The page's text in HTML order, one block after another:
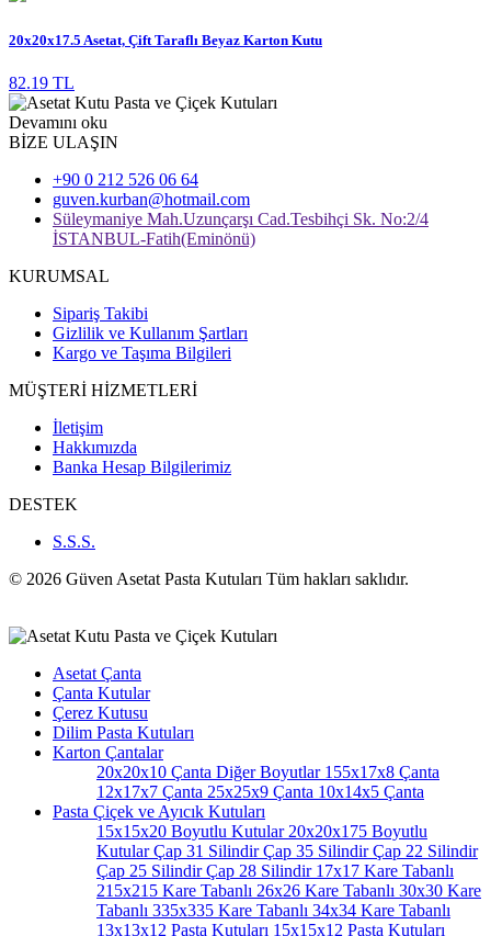
20x20x17.5 Asetat, Çift Taraflı Beyaz Karton Kutu
82.19 TL
Devamını oku
BİZE ULAŞIN
+90 0 212 526 06 64
guven.kurban@hotmail.com
Süleymaniye Mah.Uzunçarşı Cad.Tesbihçi Sk. No:2/4
İSTANBUL-Fatih(Eminönü)
KURUMSAL
Sipariş Takibi
Gizlilik ve Kullanım Şartları
Kargo ve Taşıma Bilgileri
MÜŞTERİ HİZMETLERİ
İletişim
Hakkımızda
Banka Hesap Bilgilerimiz
DESTEK
S.S.S.
© 2026 Güven Asetat Pasta Kutuları Tüm hakları saklıdır.
Asetat Çanta
Çanta Kutular
Çerez Kutusu
Dilim Pasta Kutuları
Karton Çantalar
20x20x10 Çanta Diğer Boyutlar155x17x8 Çanta
12x17x7 Çanta 25x25x9 Çanta 10x14x5 Çanta
Pasta Çiçek ve Ayıcık Kutuları
15x15x20 Boyutlu Kutular20x20x175 Boyutlu
KutularÇap 31 SilindirÇap 35 SilindirÇap 22 Silindir
Çap 25 SilindirÇap 28 Silindir17x17 Kare Tabanlı
215x215 Kare Tabanlı 26x26 Kare Tabanlı 30x30 Kare
Tabanlı 335x335 Kare Tabanlı 34x34 Kare Tabanlı
13x13x12 Pasta Kutuları 15x15x12 Pasta Kutuları